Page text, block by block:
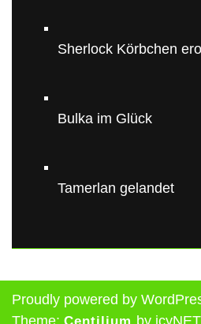
Sherlock Körbchen
Bulka im Glück
Tamerlan gelandet
Proudly powered by
Theme:
by